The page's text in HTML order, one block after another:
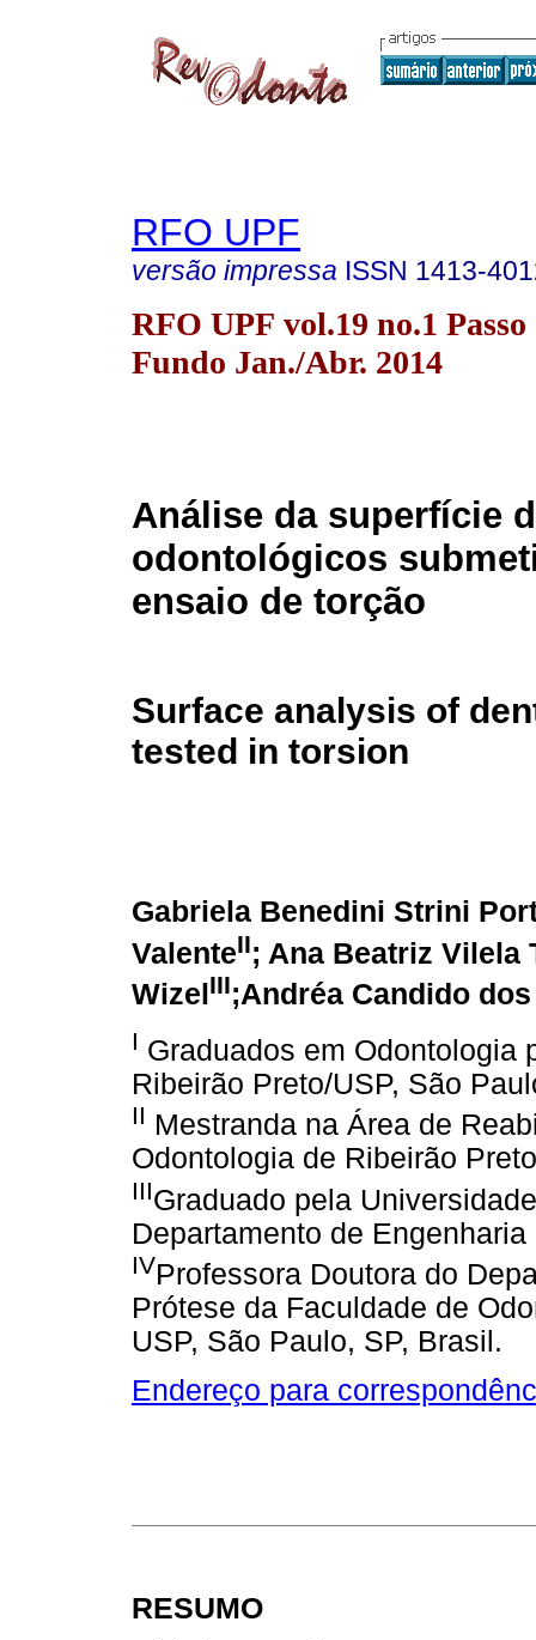
RFO UPF
versão impressa ISSN 1413-
RFO UPF vol.19 no.1 Passo
Fundo Jan./Abr. 2014
Análise da superfície
odontológicos
ensaio de torção
Surface analysis of
tested in torsion
Gabriela Benedini Strini
ValenteII; Ana Beatriz Vilela
WizelIII;Andréa Candido
I Graduados em Odontologia
Ribeirão Preto/USP, São
II Mestranda na Área de
Odontologia de Ribeirão
IIIGraduado pela
Departamento de
IVProfessora Doutora do
Prótese da Faculdade de
USP, São Paulo, SP, Brasil.
Endereço para
RESUMO